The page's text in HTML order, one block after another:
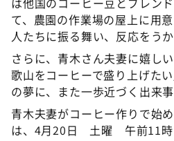
て、農園の作業場の屋上に用
人たちに振る舞い、反応をうか
さらに、青木さん夫妻に嬉し
歌山をコーヒーで盛り上げた
の夢に、また一歩近づく出来事
青木夫妻がコーヒー作りで始
は、4月20日 土曜 午前11時